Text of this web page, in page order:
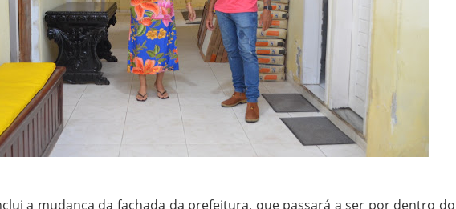
a mudança da fachada da prefeitura, que passará a ser por dentro do